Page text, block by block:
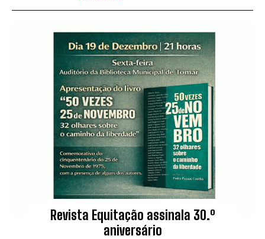
Revista Equitação assinala 30.º
aniversário